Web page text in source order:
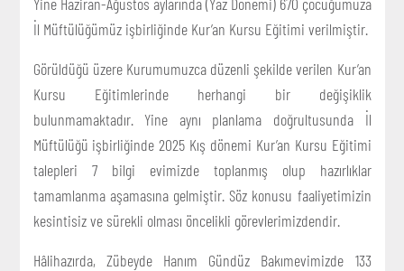
İl Müftülüğümüz işbirliğinde Kur’an Kursu Eğitimi verilmiştir.
Görüldüğü üzere Kurumumuzca düzenli şekilde verilen Kur’an
Kursu Eğitimlerinde herhangi bir değişiklik
bulunmamaktadır. Yine aynı planlama doğrultusunda İl
Müftülüğü işbirliğinde 2025 Kış dönemi Kur’an Kursu Eğitimi
talepleri 7 bilgi evimizde toplanmış olup hazırlıklar
tamamlanma aşamasına gelmiştir. Söz konusu faaliyetimizin
kesintisiz ve sürekli olması öncelikli görevlerimizdendir.
Hâlihazırda, Zübeyde Hanım Gündüz Bakımevimizde 133